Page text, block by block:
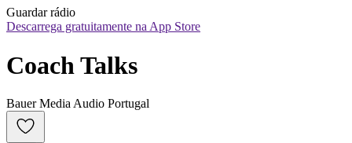
Guardar rádio
Descarrega gratuitamente na App Store
Coach Talks
Bauer Media Audio Portugal